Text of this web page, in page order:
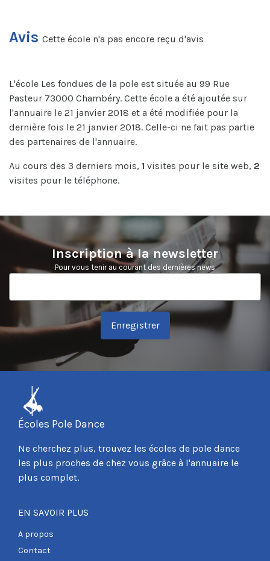
Avis Cette école n'a pas encore reçu d'avis
L'école Les fondues de la pole est située au 99 Rue
Pasteur 73000 Chambéry. Cette école a été ajoutée sur
l'annuaire le 21 janvier 2018 et a été modifiée pour la
dernière fois le 21 janvier 2018. Celle-ci ne fait pas partie
des partenaires de l'annuaire.
Au cours des 3 derniers mois, 1 visites pour le site web, 2
visites pour le téléphone.
Inscription à la newsletter
Pour vous tenir au courant des dernières news
Enregistrer
Écoles Pole Dance
Ne cherchez plus, trouvez les écoles de pole dance
les plus proches de chez vous grâce à l'annuaire le
plus complet.
EN SAVOIR PLUS
A propos
Contact